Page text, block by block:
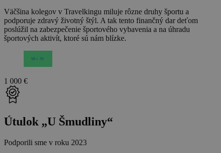
Väčšina kolegov v Travelkingu miluje rôzne druhy športu a
podporuje zdravý životný štýl. A tak tento finančný dar deťom
poslúžil na zabezpečenie športového vybavenia a na úhradu
športových aktivít, ktoré sú nám blízke.
1 000 €
Útulok „U Šmudliny“
Podporili sme v roku 2023